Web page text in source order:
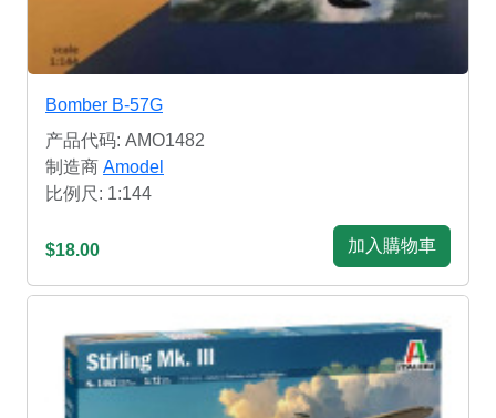
Bomber B-57G
产品代码: AMO1482
制造商 Amodel
比例尺: 1:144
$18.00 加入購物車